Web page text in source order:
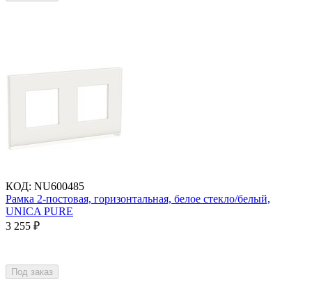
КОД: NU600485
Рамка 2-постовая, горизонтальная, белое стекло/белый,
UNICA PURE
3 255 ₽
Под заказ